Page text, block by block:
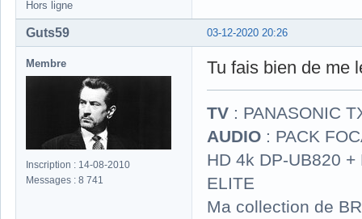
Hors ligne
03-12-2020 20:26
Guts59
Membre
Inscription : 14-08-2010
Messages : 8 741
Tu fais bien de me
TV : PANASONIC
AUDIO : PACK
HD 4k DP-UB820
ELITE
Ma collection de